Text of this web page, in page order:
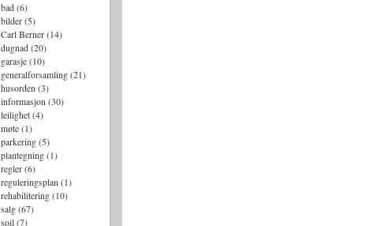
bad (6)
bilder (5)
Carl Berner (14)
dugnad (20)
garasje (10)
generalforsamling (21)
husorden (3)
informasjon (30)
leilighet (4)
møte (1)
parkering (5)
plantegning (1)
regler (6)
reguleringsplan (1)
rehabilitering (10)
salg (67)
soil (7)